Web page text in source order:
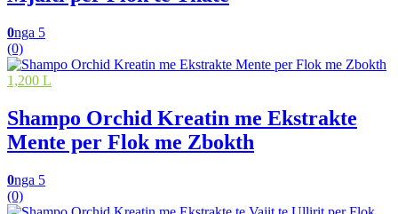
0nga 5
(0)
1,200 L
Shampo Orchid Kreatin me Ekstrakte
Mente per Flok me Zbokth
0nga 5
(0)